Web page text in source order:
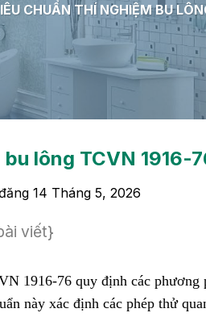
CHUẨN THÍ NGHIỆM BU
lông TCVN 1916-
14 Tháng 5, 2026
viết}
1916-76 quy định các
này xác định các phép thử